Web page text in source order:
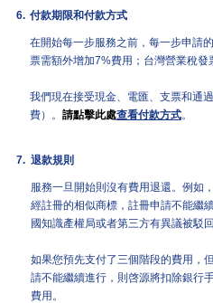
6. 付款期限和付款方式
在開始每一步服務之前，每一步申請
票需額外增加7%費用；台灣營業稅發
我們現在接受現金、電匯、支票和通
費）。 請點擊此處查看付款方式。
7. 退款規則
服務一旦開始則沒有費用退還。例如
經註冊的相似商標，註冊申請不能繼
國知識產權局或者第三方有異議被駁
如果您預先支付了三個階段的費用，
請不能繼續進行，則啓源將扣除銀行
費用。